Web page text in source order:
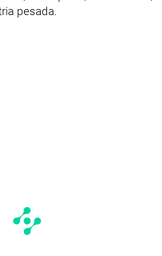
pesada.